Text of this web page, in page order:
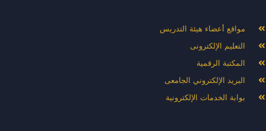
مواقع أعضاء هيئة التدريس
التعليم الإلكترونى
المكتبة الرقمية
البريد الإلكتروني الجامعى
بوابة الخدمات الإلكترونية